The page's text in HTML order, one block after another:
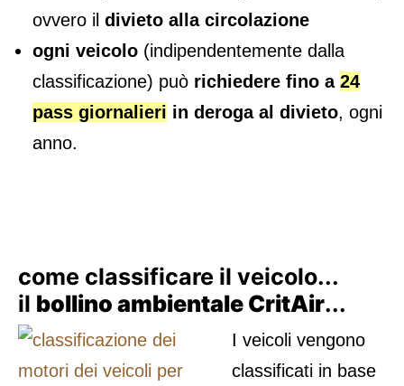
ovvero il divieto alla circolazione
ogni veicolo (indipendentemente dalla
classificazione) può richiedere fino a 24
pass giornalieri in deroga al divieto, ogni
anno.
come classificare il veicolo...
il bollino ambientale CritAir...
I veicoli vengono
classificati in base